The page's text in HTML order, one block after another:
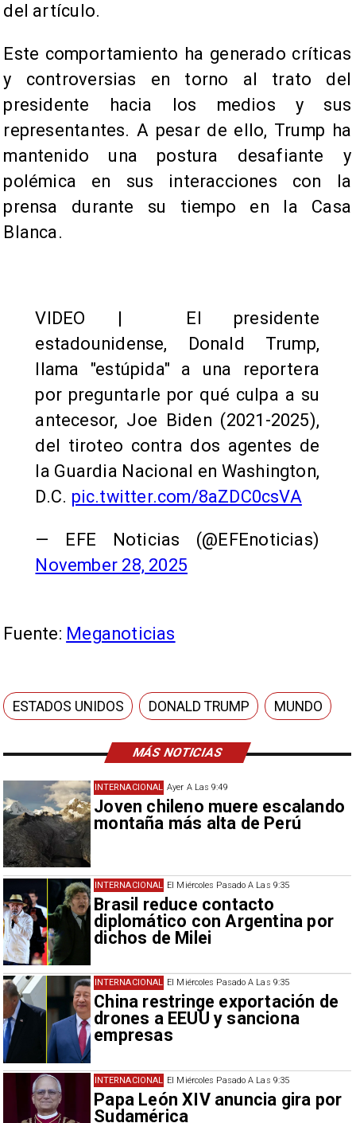
MÁS NOTICIAS
Ayer A Las 9:49
Joven chileno muere escalando
montaña más alta de Perú
INTERNACIONAL
El Miércoles Pasado A Las 9:35
Brasil reduce contacto
diplomático con Argentina por
dichos de Milei
INTERNACIONAL
El Miércoles Pasado A Las 9:35
China restringe exportación de
drones a EEUU y sanciona
empresas
INTERNACIONAL
El Miércoles Pasado A Las 9:35
Papa León XIV anuncia gira por
Sudamérica
INTERNACIONAL
del artículo.
Este comportamiento ha generado críticas
y controversias en torno al trato del
presidente hacia los medios y sus
representantes. A pesar de ello, Trump ha
mantenido una postura desafiante y
polémica en sus interacciones con la
prensa durante su tiempo en la Casa
Blanca.
VIDEO | El presidente
estadounidense, Donald Trump,
llama "estúpida" a una reportera
por preguntarle por qué culpa a su
antecesor, Joe Biden (2021-2025),
del tiroteo contra dos agentes de
la Guardia Nacional en Washington,
D.C. pic.twitter.com/8aZDC0csVA
— EFE Noticias (@EFEnoticias)
November 28, 2025
Fuente: Meganoticias
ESTADOS UNIDOS DONALD TRUMP MUNDO